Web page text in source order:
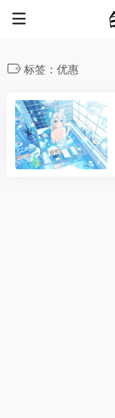
标签：优惠